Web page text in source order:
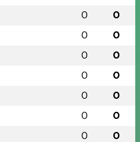
0 0
0 0
0 0
0 0
0 0
0 0
0 0